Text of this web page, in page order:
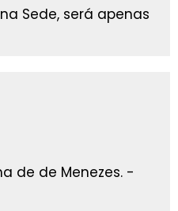
Sede, será apenas
de de Menezes. -